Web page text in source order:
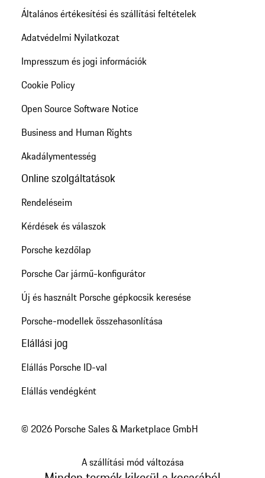
Általános értékesítési és szállítási feltételek
Adatvédelmi Nyilatkozat
Impresszum és jogi információk
Cookie Policy
Open Source Software Notice
Business and Human Rights
Akadálymentesség
Online szolgáltatások
Rendeléseim
Kérdések és válaszok
Porsche kezdőlap
Porsche Car jármű-konfigurátor
Új és használt Porsche gépkocsik keresése
Porsche-modellek összehasonlítása
Elállási jog
Elállás Porsche ID-val
Elállás vendégként
© 2026 Porsche Sales & Marketplace GmbH
A szállítási mód változása